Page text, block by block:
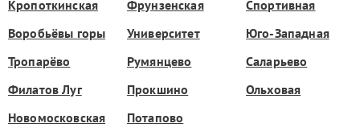
Кропоткинская Фрунзенская
Спортивная
Воробьёвы горы
Университет
Юго-Западная
Тропарёво
Румянцево
Саларьево
Филатов Луг
Прокшино
Ольховая
Новомосковская
Потапово